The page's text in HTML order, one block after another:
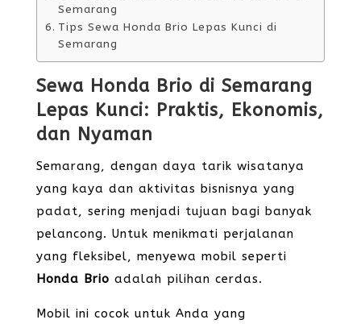
Semarang
Tips Sewa Honda Brio Lepas Kunci di
Semarang
Sewa Honda Brio di Semarang
Lepas Kunci: Praktis, Ekonomis,
dan Nyaman
Semarang, dengan daya tarik wisatanya
yang kaya dan aktivitas bisnisnya yang
padat, sering menjadi tujuan bagi banyak
pelancong. Untuk menikmati perjalanan
yang fleksibel, menyewa mobil seperti
Honda Brio adalah pilihan cerdas.
Mobil ini cocok untuk Anda yang